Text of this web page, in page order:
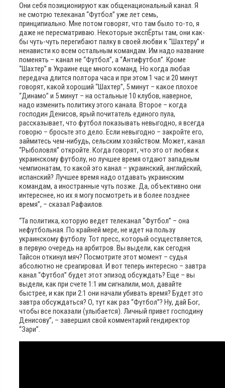
Они себя позиционируют как общенациональный канал. Я
не смотрю телеканал “Футбол” уже лет семь,
принципиально. Мне потом говорят, что там было то-то, я
даже не пересматриваю. Некоторые экспЁрты там, они как-
бы чуть-чуть перегибают палку в своей любви к “Шахтеру” и
ненависти ко всем остальным командам. Им надо название
поменять – канал не “Футбол”, а “Антифутбол”. Кроме
“Шахтер” в Украине еще много команд. Но когда любая
передача длится полтора часа и при этом 1 час и 20 минут
говорят, какой хороший “Шахтер”, 5 минут – какое плохое
“Динамо” и 5 минут – на остальные 10 клубов, наверное,
надо изменить политику этого канала. Второе – когда
господин Денисов, ярый почитатель единого пула,
рассказывает, что футбол показывать невыгодно, я всегда
говорю – бросьте это дело. Если невыгодно – закройте его,
займитесь чем-нибудь, сельским хозяйством. Может, канал
“Рыболовля” откройте. Когда говорят, что это от любви к
украинскому футболу, но лучшее время отдают западным
чемпионатам, то какой это канал – украинский, английский,
испанский? Лучшее время надо отдавать украинским
командам, а иностранные чуть позже. Да, объективно они
интереснее, но их я могу посмотреть и в более позднее
время”, – сказал Рафаилов.
“Та политика, которую ведет телеканал “Футбол” – она
нефутбольная. По крайней мере, не идет на пользу
украинскому футболу. Тот пресс, который осуществляется,
в первую очередь на арбитров. Вы выдели, как сегодня
Тайсон откинул мяч? Посмотрите этот момент – судья
абсолютно не среагировал. И вот теперь интересно – завтра
канал “Футбол” будет этот эпизод обсуждать? Еще – вы
выдели, как при счете 1:1 им сигналили, мол, давайте
быстрее, и как при 2:1 они начали убивать время? Будет это
завтра обсуждаться? О, тут как раз “Футбол”? Ну, дай Бог,
чтобы все показали (улыбается). Личный привет господину
Денисову”, – завершил свой комментарий гендиректор
“Зари”.